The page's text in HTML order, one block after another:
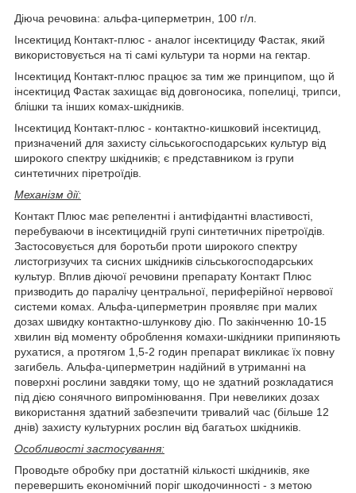
Діюча речовина: альфа-циперметрин, 100 г/л.
Інсектицид Контакт-плюс - аналог інсектициду Фастак, який
використовується на ті самі культури та норми на гектар.
Інсектицид Контакт-плюс працює за тим же принципом, що й
інсектицид Фастак захищає від довгоносика, попелиці, трипси,
блішки та інших комах-шкідників.
Інсектицид Контакт-плюс - контактно-кишковий інсектицид,
призначений для захисту сільськогосподарських культур від
широкого спектру шкідників; є представником із групи
синтетичних піретроїдів.
Механізм дії:
Контакт Плюс має репелентні і антифідантні властивості,
перебуваючи в інсектицидній групі синтетичних піретроїдів.
Застосовується для боротьби проти широкого спектру
листогризучих та сисних шкідників сільськогосподарських
культур. Вплив діючої речовини препарату Контакт Плюс
призводить до паралічу центральної, периферійної нервової
системи комах. Альфа-циперметрин проявляє при малих
дозах швидку контактно-шлункову дію. По закінченню 10-15
хвилин від моменту оброблення комахи-шкідники припиняють
рухатися, а протягом 1,5-2 годин препарат викликає їх повну
загибель. Альфа-циперметрин надійний в утриманні на
поверхні рослини завдяки тому, що не здатний розкладатися
під дією сонячного випромінювання. При невеликих дозах
використання здатний забезпечити тривалий час (більше 12
днів) захисту культурних рослин від багатьох шкідників.
Особливості застосування:
Проводьте обробку при достатній кількості шкідників, яке
перевершить економічний поріг шкодочинності - з метою